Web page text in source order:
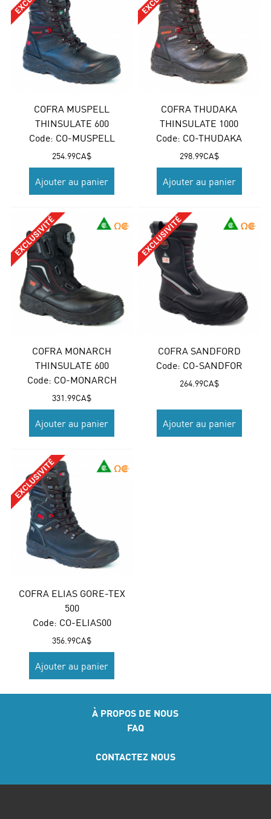
COFRA MUSPELL
THINSULATE 600
Code: CO-MUSPELL
CA$
254.99
Ajouter au panier
COFRA THUDAKA
THINSULATE 1000
Code: CO-THUDAKA
CA$
298.99
Ajouter au panier
COFRA MONARCH
THINSULATE 600
Code: CO-MONARCH
CA$
331.99
Ajouter au panier
COFRA SANDFORD
Code: CO-SANDFOR
CA$
264.99
Ajouter au panier
COFRA ELIAS GORE-TEX
500
Code: CO-ELIAS00
CA$
356.99
Ajouter au panier
À PROPOS DE NOUS
FAQ
CONTACTEZ NOUS